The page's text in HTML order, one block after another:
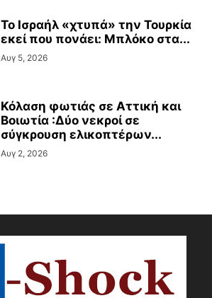
Το Ισραήλ «χτυπά» την Τουρκία
εκεί που πονάει: Μπλόκο στα...
Αυγ 5, 2026
Κόλαση φωτιάς σε Αττική και
Βοιωτία :Δύο νεκροί σε
σύγκρουση ελικοπτέρων...
Αυγ 2, 2026